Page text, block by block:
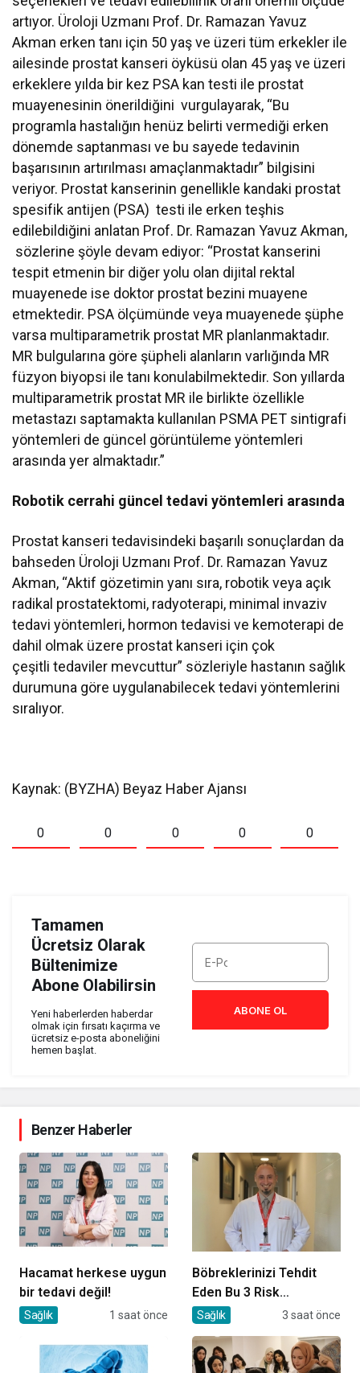
artıyor. Üroloji Uzmanı Prof. Dr. Ramazan Yavuz
Akman erken tanı için 50 yaş ve üzeri tüm erkekler ile
ailesinde prostat kanseri öyküsü olan 45 yaş ve üzeri
erkeklere yılda bir kez PSA kan testi ile prostat
muayenesinin önerildiğini vurgulayarak, “Bu
programla hastalığın henüz belirti vermediği erken
dönemde saptanması ve bu sayede tedavinin
başarısının artırılması amaçlanmaktadır” bilgisini
veriyor. Prostat kanserinin genellikle kandaki prostat
spesifik antijen (PSA) testi ile erken teşhis
edilebildiğini anlatan Prof. Dr. Ramazan Yavuz Akman,
sözlerine şöyle devam ediyor: “Prostat kanserini
tespit etmenin bir diğer yolu olan dijital rektal
muayenede ise doktor prostat bezini muayene
etmektedir. PSA ölçümünde veya muayenede şüphe
varsa multiparametrik prostat MR planlanmaktadır.
MR bulgularına göre şüpheli alanların varlığında MR
füzyon biyopsi ile tanı konulabilmektedir. Son yıllarda
multiparametrik prostat MR ile birlikte özellikle
metastazı saptamakta kullanılan PSMA PET sintigrafi
yöntemleri de güncel görüntüleme yöntemleri
arasında yer almaktadır.”
Robotik cerrahi güncel tedavi yöntemleri arasında
Prostat kanseri tedavisindeki başarılı sonuçlardan da
bahseden Üroloji Uzmanı Prof. Dr. Ramazan Yavuz
Akman, “Aktif gözetimin yanı sıra, robotik veya açık
radikal prostatektomi, radyoterapi, minimal invaziv
tedavi yöntemleri, hormon tedavisi ve kemoterapi de
dahil olmak üzere prostat kanseri için çok
çeşitli tedaviler mevcuttur” sözleriyle hastanın sağlık
durumuna göre uygulanabilecek tedavi yöntemlerini
sıralıyor.
Kaynak: (BYZHA) Beyaz Haber Ajansı
0 0 0 0 0
Tamamen
Ücretsiz Olarak
Bültenimize
Abone Olabilirsin
Yeni haberlerden haberdar
olmak için fırsatı kaçırma ve
ücretsiz e-posta aboneliğini
hemen başlat.
ABONE OL
Benzer Haberler
Hacamat herkese uygun
bir tedavi değil!
Sağlık 1 saat önce
Böbreklerinizi Tehdit
Eden Bu 3 Risk
Faktörüne Dikkat!
Sağlık 3 saat önce